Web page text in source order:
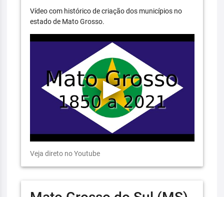
Vídeo com histórico de criação dos municípios no
estado de Mato Grosso.
Veja direto no Youtube